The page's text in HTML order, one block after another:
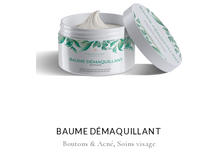
BAUME DÉMAQUILLANT
Boutons & Acné, Soins visage